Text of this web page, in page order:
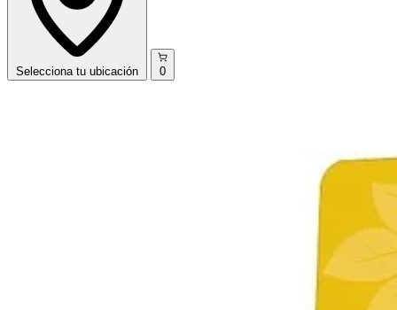
Selecciona tu ubicación 0